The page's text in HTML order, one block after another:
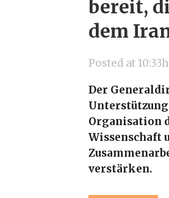
bereit,
dem
Posted at 10:33h
Der
Organisation
Wissenschaft
verstärken.